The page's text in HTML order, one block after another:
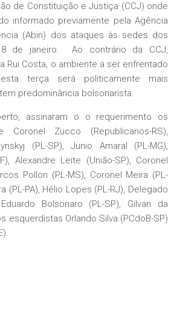
de Constituição e Justiça (CCJ) onde
informado previamente pela Agência
(Abin) dos ataques às sedes dos
de janeiro. Ao contrário da CCJ,
Rui Costa, o ambiente a ser enfrentado
terça será politicamente mais
predominância bolsonarista.
assinaram o o requerimento os
Coronel Zucco (Republicanos-RS),
(PL-SP), Junio Amaral (PL-MG),
Alexandre Leite (União-SP), Coronel
Pollon (PL-MS), Coronel Meira (PL-
(PL-PA), Hélio Lopes (PL-RJ), Delegado
Bolsonaro (PL-SP), Gilvan da
esquerdistas Orlando Silva (PCdoB-SP)